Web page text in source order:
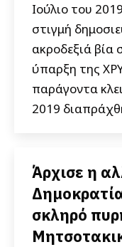
Ιούλιο του
στιγμή
ακροδεξιά βία
ύπαρξη της
παράγοντα
2019
Άρχισε η
σκληρό